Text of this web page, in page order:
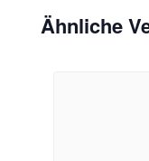
Ähnliche